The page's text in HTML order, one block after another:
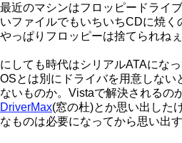
最近のマシンはフロッピードライ
いファイルでもいちいちCDに焼く
やっぱりフロッピーは捨てられね
にしても時代はシリアルATAにな
OSとは別にドライバを用意しない
ないものか。Vistaで解決されるの
DriverMax(窓の杜)とか思い出した
なものは必要になってから思い出